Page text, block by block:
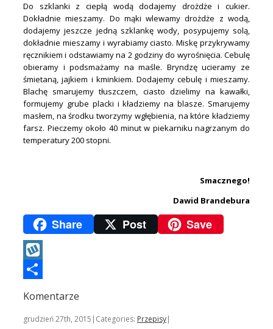
Do szklanki z ciepłą wodą dodajemy drożdże i cukier.
Dokładnie mieszamy. Do mąki wlewamy drożdże z wodą,
dodajemy jeszcze jedną szklankę wody, posypujemy solą,
dokładnie mieszamy i wyrabiamy ciasto. Miskę przykrywamy
ręcznikiem i odstawiamy na 2 godziny do wyrośnięcia. Cebulę
obieramy i podsmażamy na maśle. Bryndzę ucieramy ze
śmietaną, jajkiem i kminkiem. Dodajemy cebulę i mieszamy.
Blachę smarujemy tłuszczem, ciasto dzielimy na kawałki,
formujemy grube placki i kładziemy na blasze. Smarujemy
masłem, na środku tworzymy wgłębienia, na które kładziemy
farsz. Pieczemy około 40 minut w piekarniku nagrzanym do
temperatury 200 stopni.
Smacznego!
Dawid Brandebura
Share Post Save
Wykop
Komentarze
grudzień 27th, 2015 | Categories: Przepisy|